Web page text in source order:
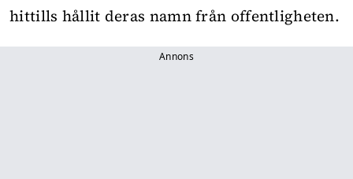
hittills hållit deras namn från offentligheten.
Annons